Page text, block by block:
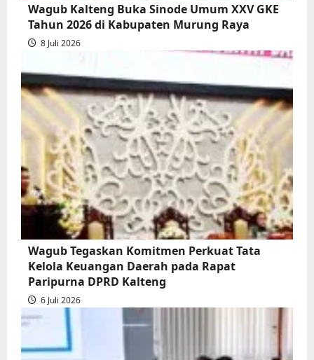
Wagub Kalteng Buka Sinode Umum XXV GKE
Tahun 2026 di Kabupaten Murung Raya
8 Juli 2026
Wagub Tegaskan Komitmen Perkuat Tata
Kelola Keuangan Daerah pada Rapat
Paripurna DPRD Kalteng
6 Juli 2026